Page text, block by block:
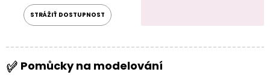
STRÁŽIŤ DOSTUPNOST
Pomůcky na modelování